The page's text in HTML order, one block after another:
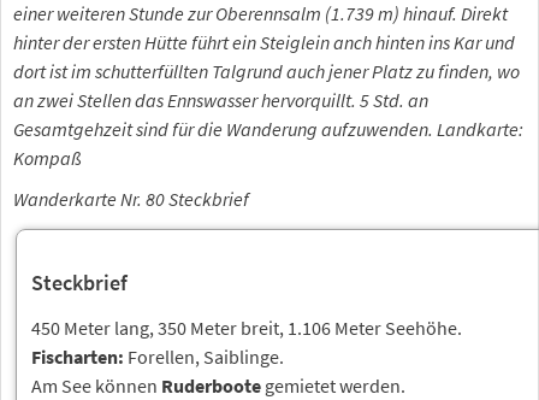
einer weiteren Stunde zur Oberennsalm (1.739 m) hinauf. Direkt
hinter der ersten Hütte führt ein Steiglein anch hinten ins Kar und
dort ist im schutterfüllten Talgrund auch jener Platz zu finden, wo
an zwei Stellen das Ennswasser hervorquillt. 5 Std. an
Gesamtgehzeit sind für die Wanderung aufzuwenden. Landkarte:
Kompaß
Wanderkarte Nr. 80 Steckbrief
Steckbrief
450 Meter lang, 350 Meter breit, 1.106 Meter Seehöhe.
Fischarten: Forellen, Saiblinge.
Am See können Ruderbootegemietet werden.